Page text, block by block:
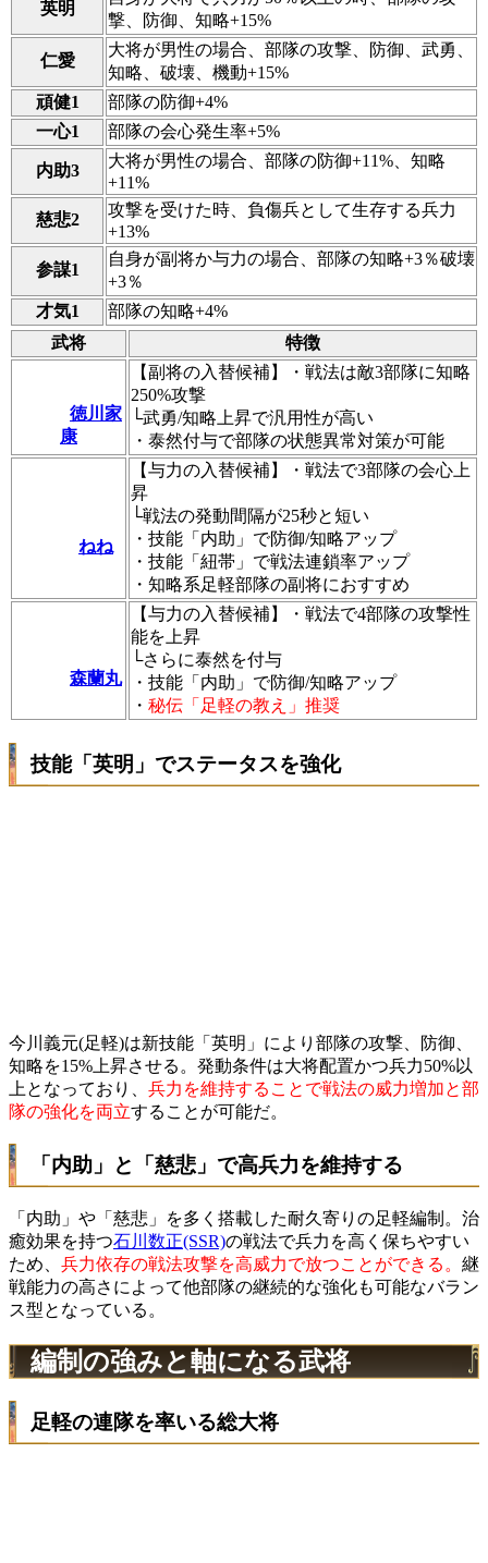
英明
撃、防御、知略+15%
仁愛
大将が男性の場合、部隊の攻撃、防御、武勇、
知略、破壊、機動+15%
頑健1
部隊の防御+4%
一心1
部隊の会心発生率+5%
内助3
大将が男性の場合、部隊の防御+11%、知略
+11%
慈悲2
攻撃を受けた時、負傷兵として生存する兵力
+13%
参謀1
自身が副将か与力の場合、部隊の知略+3％破壊
+3％
才気1
部隊の知略+4%
武将
特徴
徳川家
康
【副将の入替候補】・戦法は敵3部隊に知略
250%攻撃
└武勇/知略上昇で汎用性が高い
・泰然付与で部隊の状態異常対策が可能
ねね
【与力の入替候補】・戦法で3部隊の会心上
昇
└戦法の発動間隔が25秒と短い
・技能「内助」で防御/知略アップ
・技能「紐帯」で戦法連鎖率アップ
・知略系足軽部隊の副将におすすめ
森蘭丸
【与力の入替候補】・戦法で4部隊の攻撃性
能を上昇
└さらに泰然を付与
・技能「内助」で防御/知略アップ
・ 秘伝「足軽の教え」推奨
技能「英明」でステータスを強化
今川義元(足軽)は新技能「英明」により部隊の攻撃、防御、
知略を15%上昇させる。発動条件は大将配置かつ兵力50%以
上となっており、 兵力を維持することで戦法の威力増加と部
隊の強化を両立することが可能だ。
「内助」と「慈悲」で高兵力を維持する
「内助」や「慈悲」を多く搭載した耐久寄りの足軽編制。治
癒効果を持つ石川数正(SSR)の戦法で兵力を高く保ちやすい
ため、 兵力依存の戦法攻撃を高威力で放つことができる。 継
戦能力の高さによって他部隊の継続的な強化も可能なバラン
ス型となっている。
編制の強みと軸になる武将
足軽の連隊を率いる総大将